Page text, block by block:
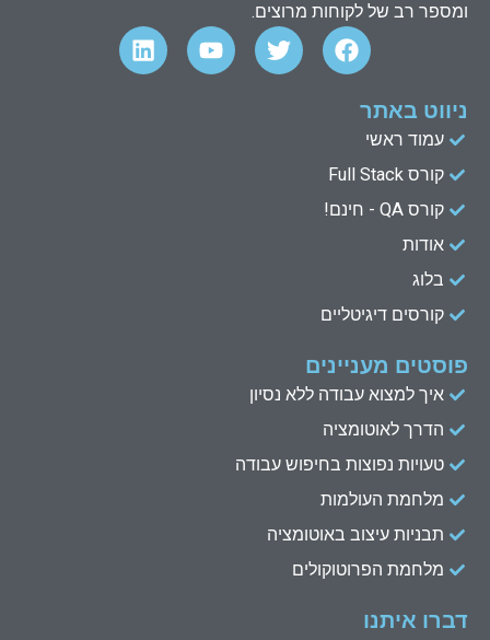
ומספר רב של לקוחות מרוצים.
F
a
c
o
k
T
w
i
Y
o
u
L
i
n
ניווט באתר
עמוד ראשי
קורס Full Stack
קורס QA - חינם!
אודות
בלוג
קורסים דיגיטליים
פוסטים מעניינים
איך למצוא עבודה ללא נסיון
הדרך לאוטומציה
טעויות נפוצות בחיפוש עבודה
מלחמת העולמות
תבניות עיצוב באוטומציה
מלחמת הפרוטוקולים
דברו איתנו